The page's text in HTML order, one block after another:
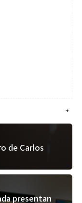
+
de Carlos
presentan